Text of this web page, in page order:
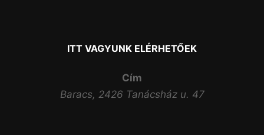
ITT VAGYUNK ELÉRHETŐEK
Cím
Baracs, 2426 Tanácsház u. 47